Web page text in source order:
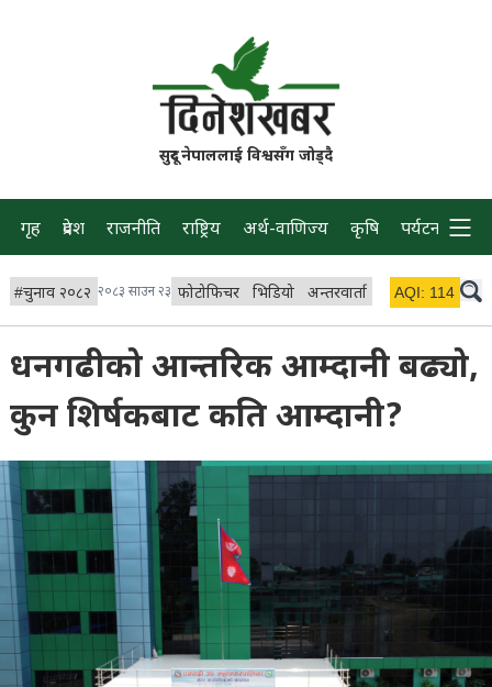
सुदूर नेपाललाई विश्वसँग जोड्दै
गृह प्रदेश राजनीति राष्ट्रिय अर्थ-वाणिज्य कृषि पर्यटन प्रवास
#चुनाव २०८२ २०८३ साउन २३ फोटोफिचर भिडियो अन्तरवार्ता विचार/ब्लग
AQI: 114
धनगढीको आन्तरिक आम्दानी बढ्यो,
कुन शिर्षकबाट कति आम्दानी?